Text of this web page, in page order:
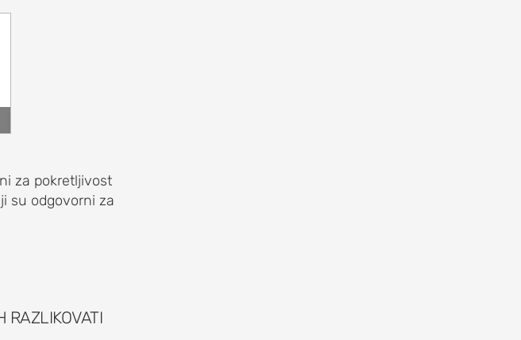
za pokretljivost
su odgovorni za
RAZLIKOVATI